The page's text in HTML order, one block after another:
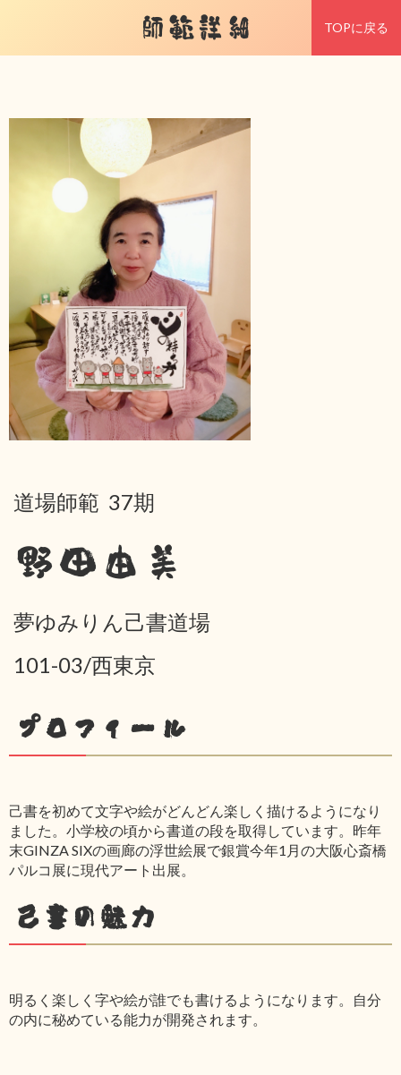
師範詳細 TOPに戻る
道場師範 37期
野田由美
夢ゆみりん己書道場
101-03/西東京
プロフィール
己書を初めて文字や絵がどんどん楽しく描けるようになり
ました。小学校の頃から書道の段を取得しています。昨年
末GINZA SIXの画廊の浮世絵展で銀賞今年1月の大阪心斎橋
パルコ展に現代アート出展。
己書の魅力
明るく楽しく字や絵が誰でも書けるようになります。自分
の内に秘めている能力が開発されます。